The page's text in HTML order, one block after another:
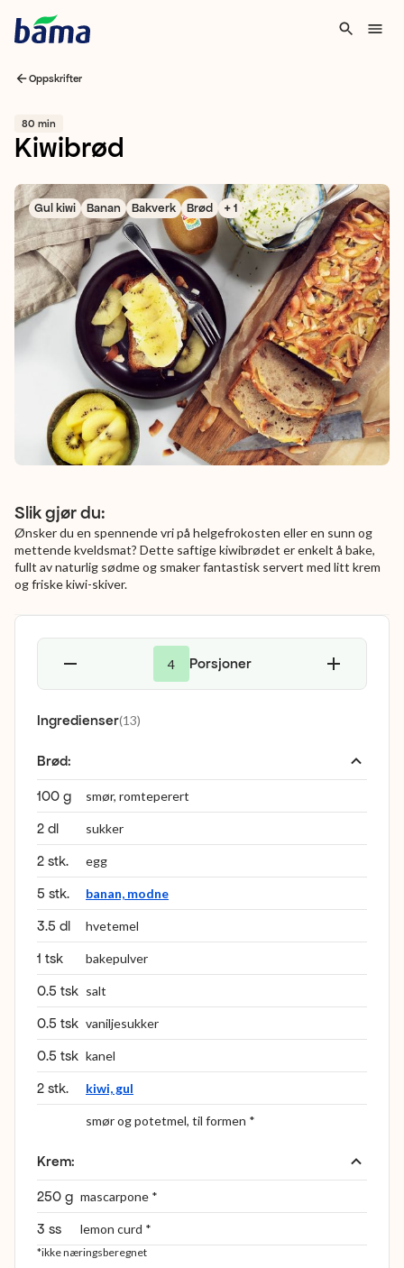
Oppskrifter
80 min
Kiwibrød
Gul kiwi Banan Bakverk Brød + 1
Slik gjør du:
Ønsker du en spennende vri på helgefrokosten eller en sunn og
mettende kveldsmat? Dette saftige kiwibrødet er enkelt å bake,
fullt av naturlig sødme og smaker fantastisk servert med litt krem
og friske kiwi-skiver.
4 Porsjoner
Ingredienser(13)
Brød:
100 g smør, romteperert
2 dl sukker
2 stk. egg
5 stk. banan, modne
3.5 dl hvetemel
1 tsk bakepulver
0.5 tsk salt
0.5 tsk vaniljesukker
0.5 tsk kanel
2 stk. kiwi, gul
smør og potetmel, til formen *
Krem:
250 g mascarpone *
3 ss lemon curd *
*ikke næringsberegnet